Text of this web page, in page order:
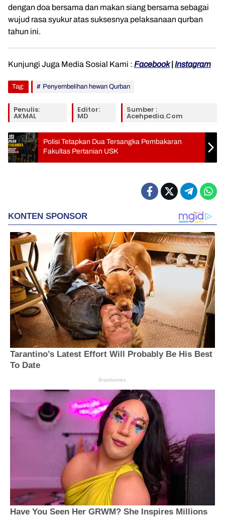
dengan doa bersama dan makan siang bersama sebagai
wujud rasa syukur atas suksesnya pelaksanaan qurban
tahun ini.
Kunjungi Juga Media Sosial Kami : Facebook| Instagram
Tag: Penyembelihan hewan Qurban
Penulis:
AKMAL
Editor:
MD
Sumber :
Acehpedia.com
Polisi Tetapkan Dua Tersangka Pembakaran
Fakultas Pertanian USK